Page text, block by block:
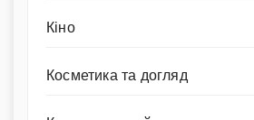
Кіно
Косметика та догляд